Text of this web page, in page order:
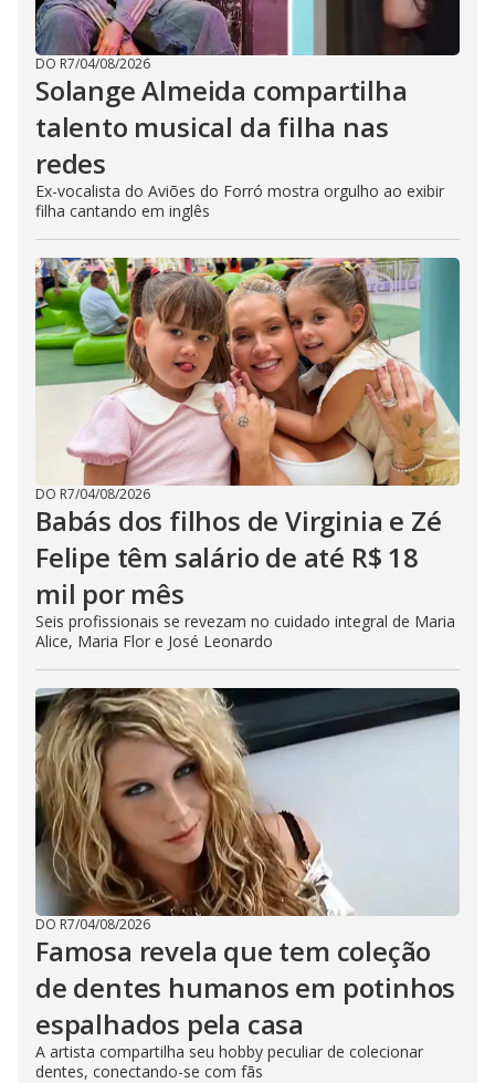
DO R7/04/08/2026
Solange Almeida compartilha
talento musical da filha nas
redes
Ex-vocalista do Aviões do Forró mostra orgulho ao exibir
filha cantando em inglês
DO R7/04/08/2026
Babás dos filhos de Virginia e Zé
Felipe têm salário de até R$ 18
mil por mês
Seis profissionais se revezam no cuidado integral de Maria
Alice, Maria Flor e José Leonardo
DO R7/04/08/2026
Famosa revela que tem coleção
de dentes humanos em potinhos
espalhados pela casa
A artista compartilha seu hobby peculiar de colecionar
dentes, conectando-se com fãs